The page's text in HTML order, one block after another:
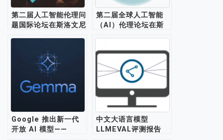
第二届人工智能伦理问
题国际论坛在斯洛文尼
第二届全球人工智能
（AI）伦理论坛在斯
Google 推出新一代
开放 AI 模型——
中文大语言模型
LLMEVAL评测报告